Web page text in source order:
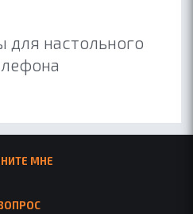
БЛОГ
для настольного
МНЕ